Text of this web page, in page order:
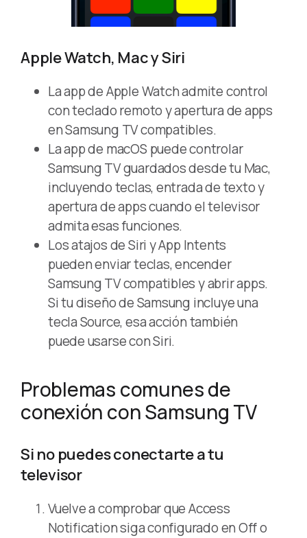
Apple Watch, Mac y Siri
La app de Apple Watch admite control
con teclado remoto y apertura de apps
en Samsung TV compatibles.
La app de macOS puede controlar
Samsung TV guardados desde tu Mac,
incluyendo teclas, entrada de texto y
apertura de apps cuando el televisor
admita esas funciones.
Los atajos de Siri y App Intents
pueden enviar teclas, encender
Samsung TV compatibles y abrir apps.
Si tu diseño de Samsung incluye una
tecla Source, esa acción también
puede usarse con Siri.
Problemas comunes de
conexión con Samsung TV
Si no puedes conectarte a tu
televisor
Vuelve a comprobar que Access
Notification siga configurado en Off o